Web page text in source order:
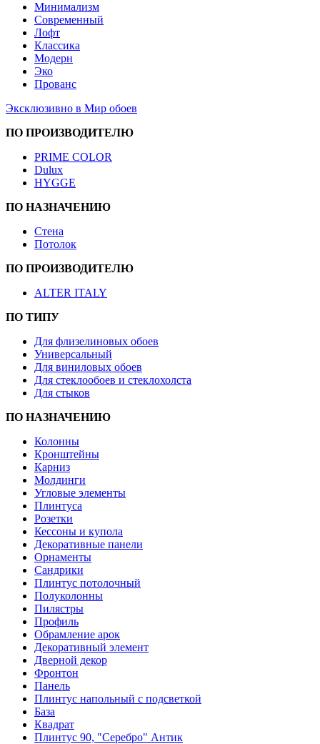
Минимализм
Современный
Лофт
Классика
Модерн
Эко
Прованс
Эксклюзивно в Мир обоев
ПО ПРОИЗВОДИТЕЛЮ
PRIME COLOR
Dulux
HYGGE
ПО НАЗНАЧЕНИЮ
Стена
Потолок
ПО ПРОИЗВОДИТЕЛЮ
ALTER ITALY
ПО ТИПУ
Для флизелиновых обоев
Универсальный
Для виниловых обоев
Для стеклообоев и стеклохолста
Для стыков
ПО НАЗНАЧЕНИЮ
Колонны
Кронштейны
Карниз
Молдинги
Угловые элементы
Плинтуса
Розетки
Кессоны и купола
Декоративные панели
Орнаменты
Сандрики
Плинтус потолочный
Полуколонны
Пилястры
Профиль
Обрамление арок
Декоративный элемент
Дверной декор
Фронтон
Панель
Плинтус напольный с подсветкой
База
Квадрат
Плинтус 90, "Серебро" Антик